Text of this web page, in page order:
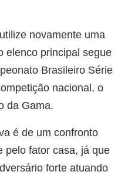
novamente uma
elenco principal segue
Brasileiro Série
nacional, o
da Gama.
é de um confronto
pelo fator casa, já que
forte atuando